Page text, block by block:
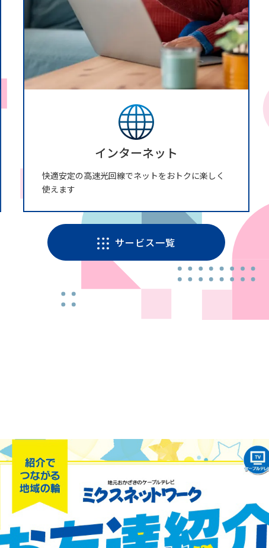
インターネット
快適安定の高速光回線でネットをおトクに楽しく
使えます
サービス一覧